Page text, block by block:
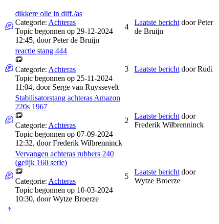
dikkere olie in diff./as
Categorie: Achteras
Topic begonnen op 29-12-2024
12:45, doorPeter de Bruijn
4
Laatste bericht doorPeter
de Bruijn
reactie stang 444
Categorie: Achteras
Topic begonnen op 25-11-2024
11:04, door Serge van Ruyssevelt
3 Laatste bericht doorRudi
Stabilisatorstang achteras Amazon
220s 1967
Categorie: Achteras
Topic begonnen op 07-09-2024
12:32, doorFrederik Wilbrenninck
2
Laatste bericht door
Frederik Wilbrenninck
Vervangen achteras rubbers 240
(gelijk 160 serie)
Categorie: Achteras
Topic begonnen op 10-03-2024
10:30, doorWytze Broerze
5
Laatste bericht door
Wytze Broerze